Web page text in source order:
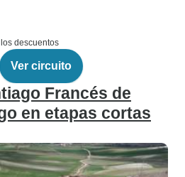
descuentos
Ver circuito
Francés de
en etapas cortas